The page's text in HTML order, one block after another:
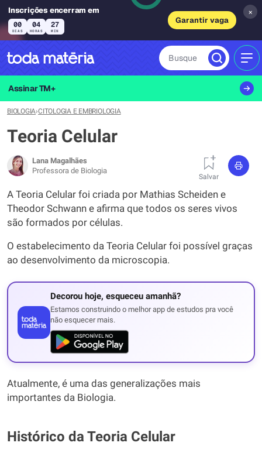
Inscrições encerram em
00
DIAS
04
HORAS
27
MIN
Garantir vaga
×
Busque
Assinar TM+
BIOLOGIA›CITOLOGIA E EMBRIOLOGIA
Teoria Celular
Lana Magalhães
Professora de Biologia
Salvar
A Teoria Celular foi criada por Mathias Scheiden e
Theodor Schwann e afirma que todos os seres vivos
são formados por células.
O estabelecimento da Teoria Celular foi possível graças
ao desenvolvimento da microscopia.
Decorou hoje, esqueceu amanhã?
Estamos construindo o melhor app de estudos pra você
não esquecer mais.
Atualmente, é uma das generalizações mais
importantes da Biologia.
Histórico da Teoria Celular